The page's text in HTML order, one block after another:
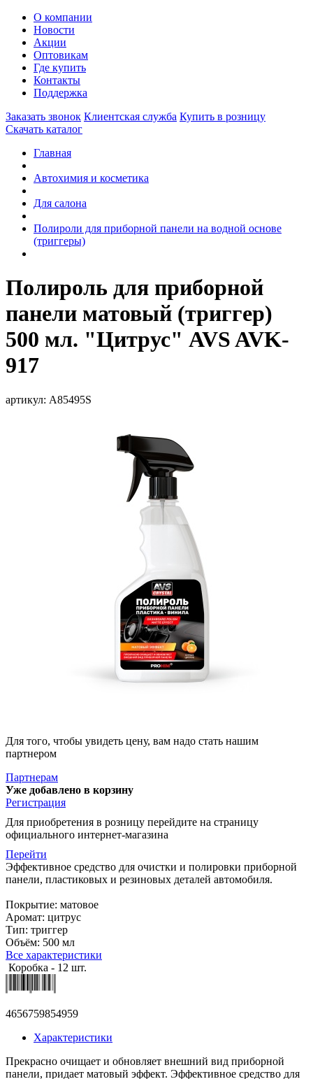
О компании
Новости
Акции
Оптовикам
Где купить
Контакты
Поддержка
Заказать звонок Клиентская служба Купить в розницу
Скачать каталог
Главная
Автохимия и косметика
Для салона
Полироли для приборной панели на водной основе
(триггеры)
Полироль для приборной
панели матовый (триггер)
500 мл. "Цитрус" AVS AVK-
917
артикул: A85495S
Для того, чтобы увидеть цену, вам надо стать нашим
партнером
Партнерам
Уже добавлено в корзину
Регистрация
Для приобретения в розницу перейдите на страницу
официального интернет-магазина
Перейти
Эффективное средство для очистки и полировки приборной
панели, пластиковых и резиновых деталей автомобиля.
Покрытие: матовое
Аромат: цитрус
Тип: триггер
Объём: 500 мл
Все характеристики
Коробка - 12 шт.
4656759854959
Характеристики
Прекрасно очищает и обновляет внешний вид приборной
панели, придает матовый эффект. Эффективное средство для